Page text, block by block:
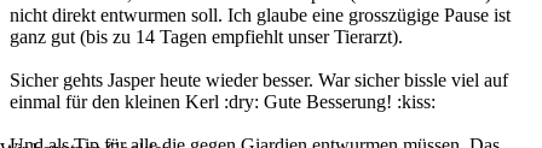
nicht direkt entwurmen soll. Ich glaube eine grosszügige Pause ist
ganz gut (bis zu 14 Tagen empfiehlt unser Tierarzt).
Sicher gehts Jasper heute wieder besser. War sicher bissle viel auf
einmal für den kleinen Kerl :dry: Gute Besserung! :kiss: